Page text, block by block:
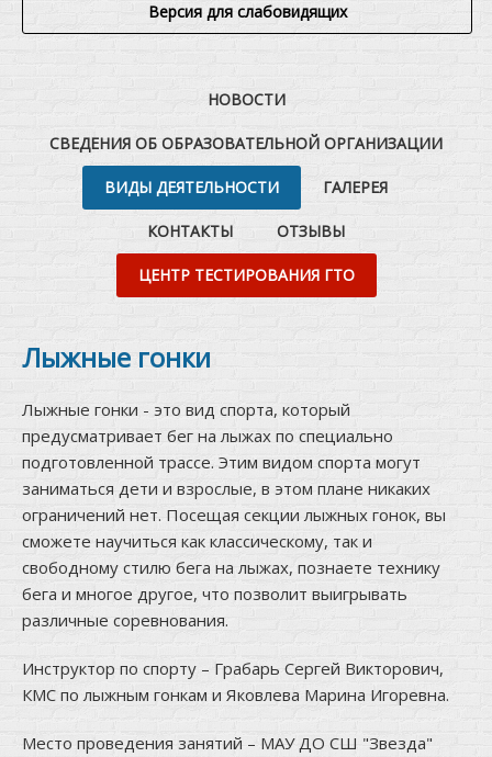
Версия для слабовидящих
НОВОСТИ
СВЕДЕНИЯ ОБ ОБРАЗОВАТЕЛЬНОЙ ОРГАНИЗАЦИИ
ВИДЫ ДЕЯТЕЛЬНОСТИ ГАЛЕРЕЯ
КОНТАКТЫ ОТЗЫВЫ
ЦЕНТР ТЕСТИРОВАНИЯ ГТО
Лыжные гонки
Лыжные гонки - это вид спорта, который
предусматривает бег на лыжах по специально
подготовленной трассе. Этим видом спорта могут
заниматься дети и взрослые, в этом плане никаких
ограничений нет. Посещая секции лыжных гонок, вы
сможете научиться как классическому, так и
свободному стилю бега на лыжах, познаете технику
бега и многое другое, что позволит выигрывать
различные соревнования.
Инструктор по спорту – Грабарь Сергей Викторович,
КМС по лыжным гонкам и Яковлева Марина Игоревна.
Место проведения занятий – МАУ ДО СШ "Звезда"